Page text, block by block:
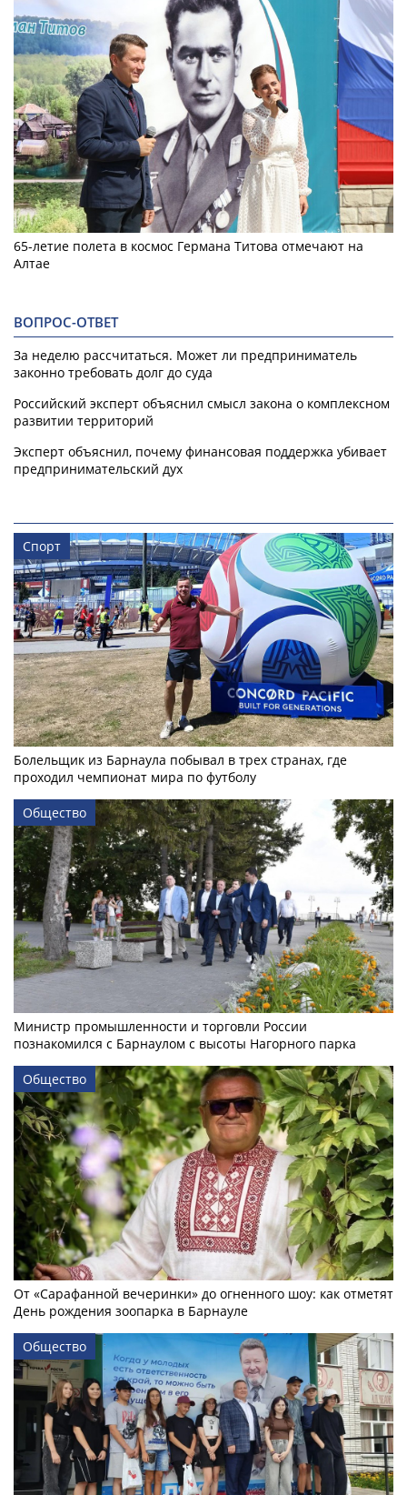
65-летие полета в космос Германа Титова отмечают на
Алтае
ВОПРОС-ОТВЕТ
За неделю рассчитаться. Может ли предприниматель
законно требовать долг до суда
Российский эксперт объяснил смысл закона о комплексном
развитии территорий
Эксперт объяснил, почему финансовая поддержка убивает
предпринимательский дух
Спорт
Болельщик из Барнаула побывал в трех странах, где
проходил чемпионат мира по футболу
Общество
Министр промышленности и торговли России
познакомился с Барнаулом с высоты Нагорного парка
Общество
От «Сарафанной вечеринки» до огненного шоу: как отметят
День рождения зоопарка в Барнауле
Общество